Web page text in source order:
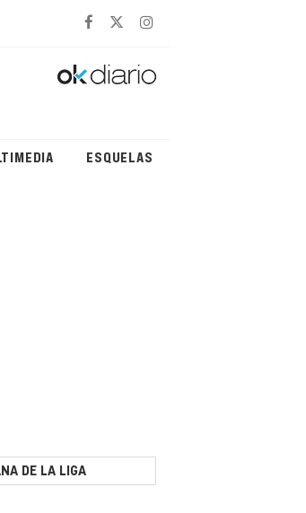
ESQUELAS
DE LA LIGA